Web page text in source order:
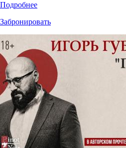
Подробнее
Забронировать